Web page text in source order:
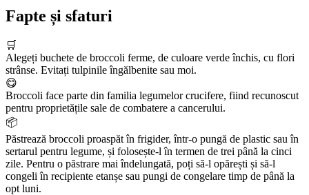
Fapte și sfaturi
🛒
Alegeți buchete de broccoli ferme, de culoare verde închis, cu flori
strânse. Evitați tulpinile îngălbenite sau moi.
😋
Broccoli face parte din familia legumelor crucifere, fiind recunoscut
pentru proprietățile sale de combatere a cancerului.
📦
Păstrează broccoli proaspăt în frigider, într-o pungă de plastic sau în
sertarul pentru legume, și folosește-l în termen de trei până la cinci
zile. Pentru o păstrare mai îndelungată, poți să-l opărești și să-l
congeli în recipiente etanșe sau pungi de congelare timp de până la
opt luni.